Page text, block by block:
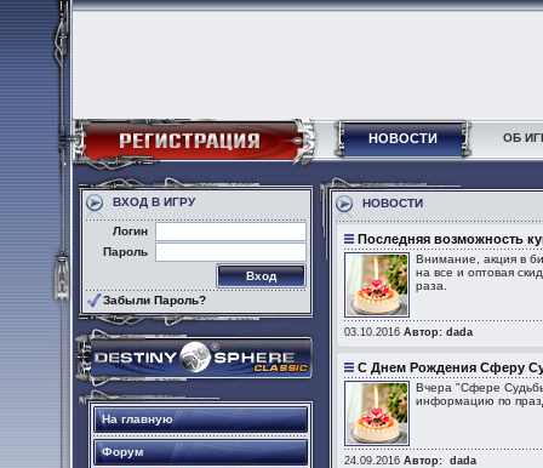
НОВОСТИ ОБ
ВХОД В ИГРУ
Логин
Пароль
Забыли Пароль?
На главную
Форум
НОВОСТИ
Последняя возможность
Внимание, акция в
на все и оптовая
раза.
03.10.2016 Автор: dada
С Днем Рождения Сферу
Вчера "Сфере
информацию по
24.09.2016 Автор: dada